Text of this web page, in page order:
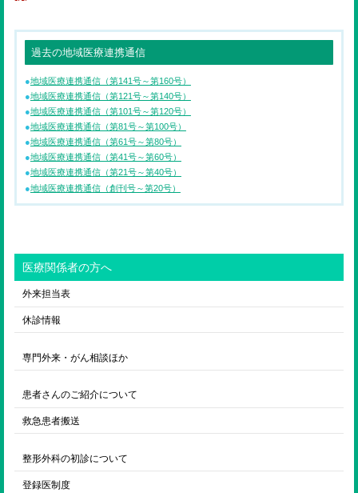
過去の地域医療連携通信
地域医療連携通信（第141号～第160号）
地域医療連携通信（第121号～第140号）
地域医療連携通信（第101号～第120号）
地域医療連携通信（第81号～第100号）
地域医療連携通信（第61号～第80号）
地域医療連携通信（第41号～第60号）
地域医療連携通信（第21号～第40号）
地域医療連携通信（創刊号～第20号）
医療関係者の方へ
外来担当表
休診情報
専門外来・がん相談ほか
患者さんのご紹介について
救急患者搬送
整形外科の初診について
登録医制度